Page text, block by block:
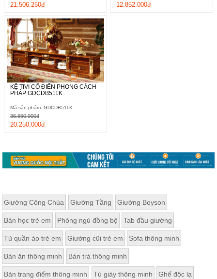
21.506.250đ 12.852.000đ
KỆ TIVI CỔ ĐIỂN PHONG CÁCH
PHÁP GDCDB511K
Mã sản phẩm: GDCDB511K
20.250.000đ
36.650.000đ
Giường Công Chúa Giường Tầng Giường Boyson
Bàn học trẻ em Phòng ngủ đồng bộ Tab đầu giường
Tủ quần áo trẻ em Giường cũi trẻ em Sofa thông minh
Bàn ăn thông minh Bàn trà thông minh
Bàn trang điểm thông minh Tủ giày thông minh Ghế độc lạ